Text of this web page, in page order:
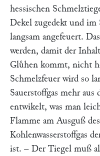
hessischen
Dekel zugedekt und
langsam angefeuert.
werden, damit der
Gluͤhen kommt, nicht
Schmelzfeuer wird so
Sauerstoffgas mehr
entwikelt, was man
Flamme am Ausguß
Kohlenwasserstoffgas
ist. – Der Tiegel muß